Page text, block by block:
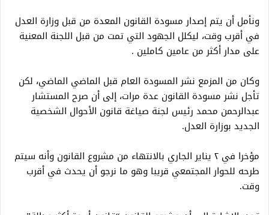
ونأمل أن يتم إصدار مسودة القانون المعدة من قبل وزارة العدل
في أقرب وقت، ليكلل الجهود التي تمت من قبل اللجنة المعنية
على مدار أكثر من عامين كاملين .
وكان من المزمع نشر المسودة العام قبل الماضي الماضي، لكن
تأجل نشر مسودة القانون عدة مرات، إلى أن صرح المستشار
عبدالرحمن محمد رئيس لجنة صياغة قانون الأحوال الشخصية
الجديد بوزارة العدل.
مؤخرا في ٢ يناير الجاري بالانتهاء من مشروع القانون وأنه سيتم
طرحه للحوار المجتمعي قريبا وهو ما نرجو أن يحدث في أقرب
وقت.